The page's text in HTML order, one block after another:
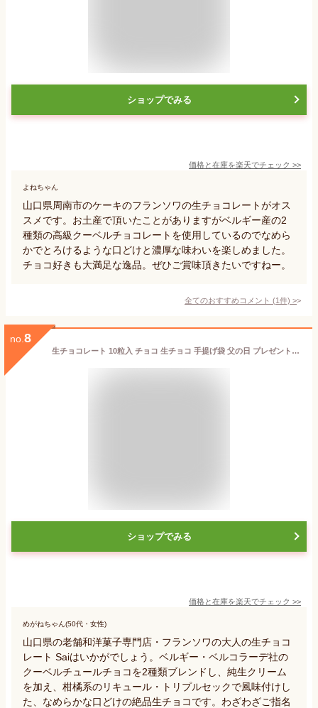
ショップでみる
価格と在庫を楽天でチェック >>
よねちゃん
山口県周南市のケーキのフランソワの生チョコレートがオス
スメです。お土産で頂いたことがありますがベルギー産の2
種類の高級クーベルチョコレートを使用しているのでなめら
かでとろけるような口どけと濃厚な味わいを楽しめました。
チョコ好きも大満足な逸品。ぜひご賞味頂きたいですねー。
全てのおすすめコメント (1件) >
no. 8
生チョコレート 10粒入 チョコ 生チョコ 手提げ袋 父の日 プレゼント 誕生日 おしゃれ お礼 お菓子 ギフト スイーツ プチギフト 洋菓子 チョコレート Sai(サイ) 送料無料 お返し 洋菓子 高級 贈り物 人気 内祝い お祝い 御礼 御祝 お取り寄せ 冷蔵 冷蔵便 [冷]
ショップでみる
価格と在庫を楽天でチェック >>
めがねちゃん(50代・女性)
山口県の老舗和洋菓子専門店・フランソワの大人の生チョコ
レート Saiはいかがでしょう。ベルギー・ベルコラーデ社の
クーベルチュールチョコを2種類ブレンドし、純生クリーム
を加え、柑橘系のリキュール・トリプルセックで風味付けし
た、なめらかな口どけの絶品生チョコです。わざわざご指名